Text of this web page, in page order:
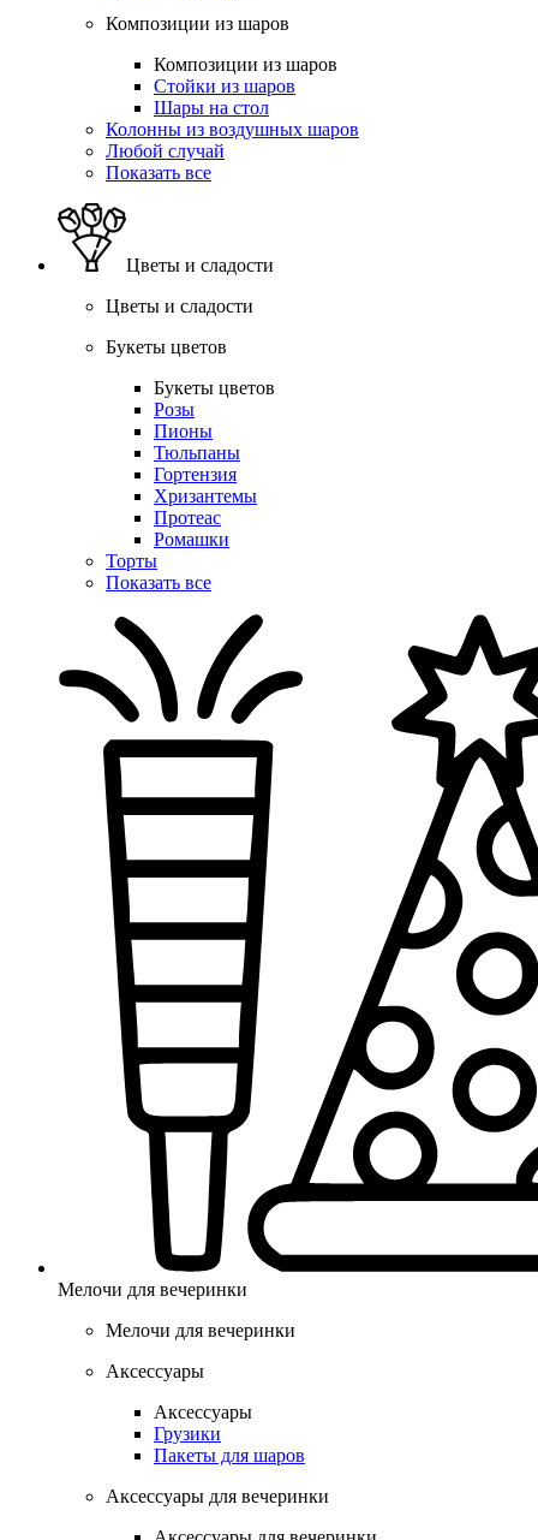
Композиции из шаров
Композиции из шаров
Стойки из шаров
Шары на стол
Колонны из воздушных шаров
Любой случай
Показать все
Цветы и сладости
Цветы и сладости
Букеты цветов
Букеты цветов
Розы
Пионы
Тюльпаны
Гортензия
Хризантемы
Протеас
Ромашки
Торты
Показать все
Мелочи для вечеринки
Мелочи для вечеринки
Аксессуары
Аксессуары
Грузики
Пакеты для шаров
Аксессуары для вечеринки